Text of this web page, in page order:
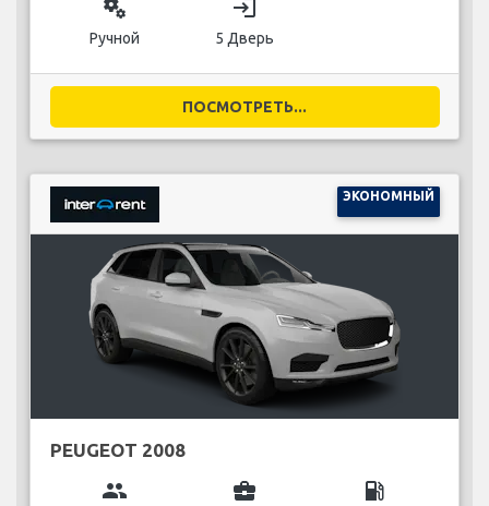
miscellaneous_services
Ручной
login
5 Дверь
ПОСМОТРЕТЬ...
ЭКОНОМНЫЙ
PEUGEOT 2008
group business_center local_gas_station